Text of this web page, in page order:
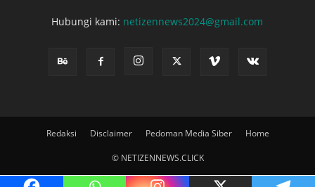
Hubungi kami: netizennews2024@gmail.com
Redaksi Disclaimer Pedoman Media Siber Home
© NETIZENNEWS.CLICK